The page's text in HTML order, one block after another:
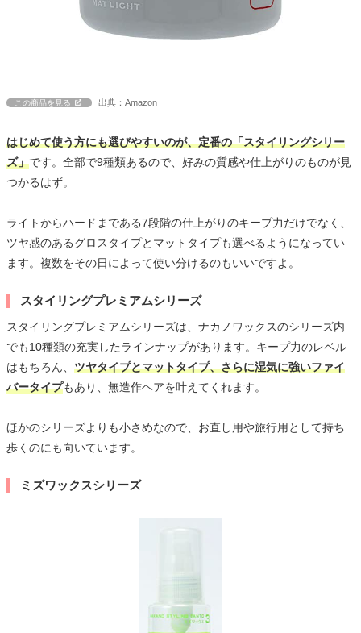
この商品を見る 出典：Amazon
はじめて使う方にも選びやすいのが、定番の「スタイリングシリー
ズ」です。全部で9種類あるので、好みの質感や仕上がりのものが見
つかるはず。
ライトからハードまである7段階の仕上がりのキープ力だけでなく、
ツヤ感のあるグロスタイプとマットタイプも選べるようになってい
ます。複数をその日によって使い分けるのもいいですよ。
スタイリングプレミアムシリーズ
スタイリングプレミアムシリーズは、ナカノワックスのシリーズ内
でも10種類の充実したラインナップがあります。キープ力のレベル
はもちろん、 ツヤタイプとマットタイプ、さらに湿気に強いファイ
バータイプもあり、無造作ヘアを叶えてくれます。
ほかのシリーズよりも小さめなので、お直し用や旅行用として持ち
歩くのにも向いています。
ミズワックスシリーズ